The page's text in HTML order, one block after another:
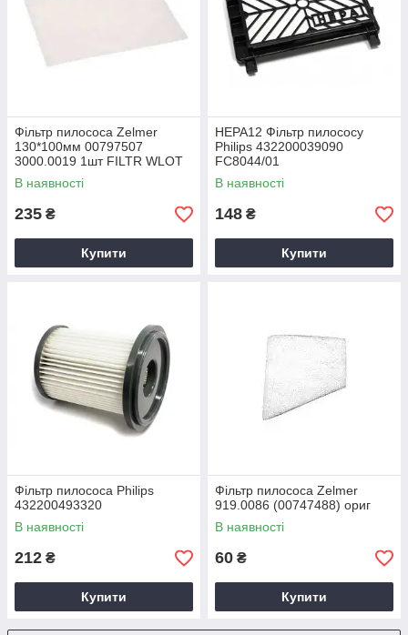
Фільтр пилососа Zelmer
130*100мм 00797507
3000.0019 1шт FILTR WLOT
моделі 3000/4000/5000
В наявності
235 ₴
Купити
HEPA12 Фільтр пилососу
Philips 432200039090
FC8044/01
В наявності
148 ₴
Купити
Фільтр пилососа Philips
432200493320
В наявності
212 ₴
Купити
Фільтр пилососа Zelmer
919.0086 (00747488) ориг
В наявності
60 ₴
Купити